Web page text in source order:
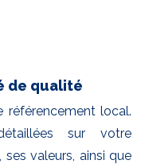
de qualité
local.
sur votre
valeurs, ainsi que